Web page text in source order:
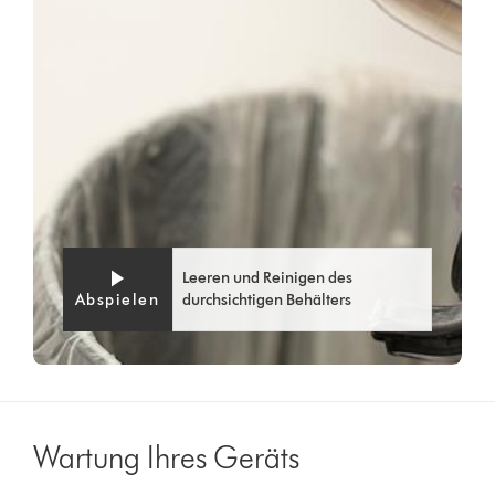
Abspielen
Leeren und Reinigen des
durchsichtigen Behälters
Wartung Ihres Geräts